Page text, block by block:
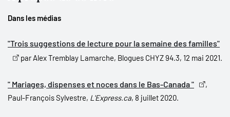
Dans les médias
"Trois suggestions de lecture pour la semaine des familles"
par Alex Tremblay Lamarche, Blogues CHYZ 94.3, 12 mai 2021.
" Mariages, dispenses et noces dans le Bas-Canada "
,
Paul-François Sylvestre, L'Express.ca, 8 juillet 2020.